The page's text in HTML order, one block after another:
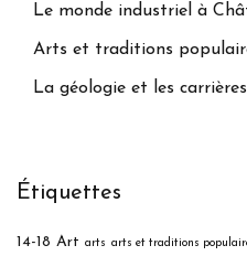
Le monde industriel à
Arts et traditions
La géologie et les carrières
Étiquettes
14-18 Art arts arts et traditions